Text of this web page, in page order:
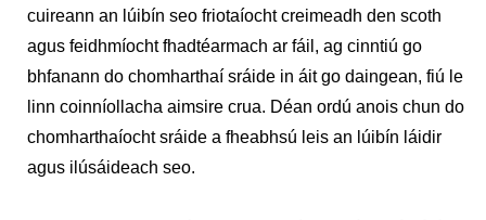
cuireann an lúibín seo friotaíocht creimeadh den scoth
agus feidhmíocht fhadtéarmach ar fáil, ag cinntiú go
bhfanann do chomharthaí sráide in áit go daingean, fiú le
linn coinníollacha aimsire crua. Déan ordú anois chun do
chomharthaíocht sráide a fheabhsú leis an lúibín láidir
agus ilúsáideach seo.